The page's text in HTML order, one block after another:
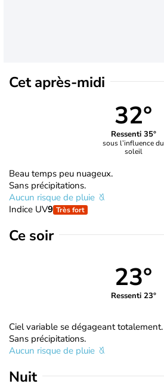
Cet après-midi
32°
Ressenti 35°
sous l’influence du
soleil
Beau temps peu nuageux.
Sans précipitations.
Aucun risque de pluie
Indice UV9 Très fort
Ce soir
23°
Ressenti 23°
Ciel variable se dégageant totalement.
Sans précipitations.
Aucun risque de pluie
Nuit